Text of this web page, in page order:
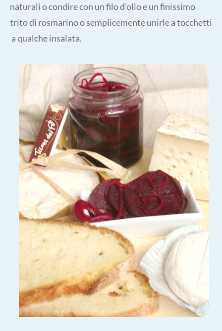
naturali o condire con un filo d’olio e un finissimo
trito di rosmarino o semplicemente unirle a tocchetti
a qualche insalata.